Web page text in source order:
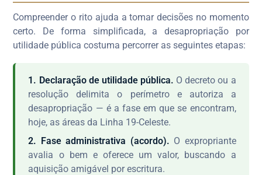
Compreender o rito ajuda a tomar decisões no momento
certo. De forma simplificada, a desapropriação por
utilidade pública costuma percorrer as seguintes etapas:
1. Declaração de utilidade pública. O decreto ou a
resolução delimita o perímetro e autoriza a
desapropriação — é a fase em que se encontram,
hoje, as áreas da Linha 19-Celeste.
2. Fase administrativa (acordo). O expropriante
avalia o bem e oferece um valor, buscando a
aquisição amigável por escritura.